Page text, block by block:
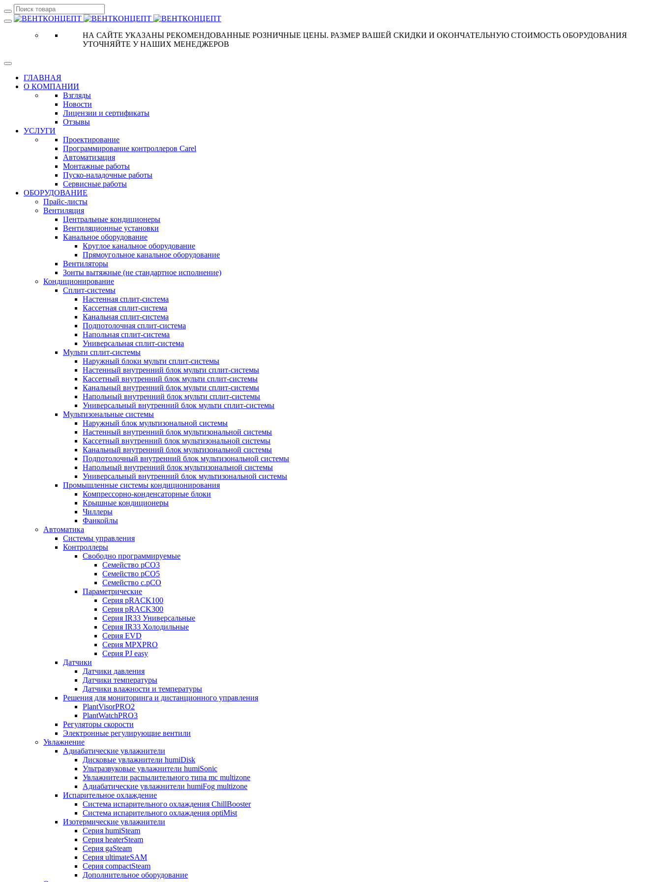
НА САЙТЕ УКАЗАНЫ РЕКОМЕНДОВАННЫЕ РОЗНИЧНЫЕ ЦЕНЫ. РАЗМЕР ВАШЕЙ СКИДКИ И ОКОНЧАТЕЛЬНУЮ СТОИМОСТЬ ОБОРУДОВАНИЯ
УТОЧНЯЙТЕ У НАШИХ МЕНЕДЖЕРОВ
ГЛАВНАЯ
О КОМПАНИИ
Взгляды
Новости
Лицензии и сертификаты
Отзывы
УСЛУГИ
Проектирование
Программирование контроллеров Carel
Автоматизация
Монтажные работы
Пуско-наладочные работы
Сервисные работы
ОБОРУДОВАНИЕ
Прайс-листы
Вентиляция
Центральные кондиционеры
Вентиляционные установки
Канальное оборудование
Круглое канальное оборудование
Прямоугольное канальное оборудование
Вентиляторы
Зонты вытяжные (не стандартное исполнение)
Кондиционирование
Сплит-системы
Настенная сплит-система
Кассетная сплит-система
Канальная сплит-система
Подпотолочная сплит-система
Напольная сплит-система
Универсальная сплит-система
Мульти сплит-системы
Наружный блоки мульти сплит-системы
Настенный внутренний блок мульти сплит-системы
Кассетный внутренний блок мульти сплит-системы
Канальный внутренний блок мульти сплит-системы
Напольный внутренний блок мульти сплит-системы
Универсальный внутренний блок мульти сплит-системы
Мультизональные системы
Наружный блок мультизональной системы
Настенный внутренний блок мультизональной системы
Кассетный внутренний блок мультизональной системы
Канальный внутренний блок мультизональной системы
Подпотолочный внутренний блок мультизональной системы
Напольный внутренний блок мультизональной системы
Универсальный внутренний блок мультизональной системы
Промышленные системы кондиционирования
Компрессорно-конденсаторные блоки
Крышные кондиционеры
Чиллеры
Фанкойлы
Автоматика
Системы управления
Контроллеры
Свободно программируемые
Семейство pCO3
Семейство pCO5
Семейство c.pCO
Параметрические
Серия pRACK100
Серия pRACK300
Серия IR33 Универсальные
Серия IR33 Холодильные
Серия EVD
Серия MPXPRO
Серия PJ easy
Датчики
Датчики давления
Датчики температуры
Датчики влажности и температуры
Решения для мониторинга и дистанционного управления
PlantVisorPRO2
PlantWatchPRO3
Регуляторы скорости
Электронные регулирующие вентили
Увлажнение
Адиабатические увлажнители
Дисковые увлажнители humiDisk
Ультразвуковые увлажнители humiSonic
Увлажнители распылительного типа mc multizone
Адиабатические увлажнители humiFog multizone
Испарительное охлаждение
Система испарительного охлаждения ChillBooster
Система испарительного охлаждения optiMist
Изотермические увлажнители
Серия humiSteam
Серия heaterSteam
Серия gaSteam
Серия ultimateSAM
Серия compactSteam
Дополнительное оборудование